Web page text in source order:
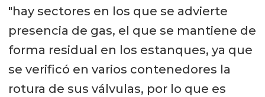
"hay sectores en los que se advierte
presencia de gas, el que se mantiene de
forma residual en los estanques, ya que
se verificó en varios contenedores la
rotura de sus válvulas, por lo que es